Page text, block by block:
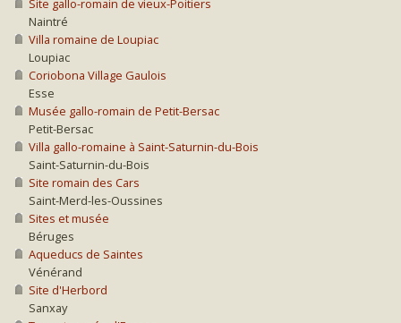
Site gallo-romain de vieux-Poitiers
Naintré
Villa romaine de Loupiac
Loupiac
Coriobona Village Gaulois
Esse
Musée gallo-romain de Petit-Bersac
Petit-Bersac
Villa gallo-romaine à Saint-Saturnin-du-Bois
Saint-Saturnin-du-Bois
Site romain des Cars
Saint-Merd-les-Oussines
Sites et musée
Béruges
Aqueducs de Saintes
Vénérand
Site d'Herbord
Sanxay